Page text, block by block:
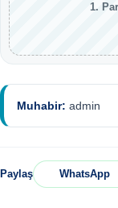
1.
Muhabir: admin
Paylaş WhatsApp